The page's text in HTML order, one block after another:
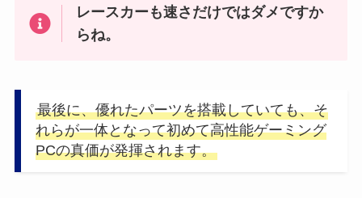
レースカーも速さだけではダメですか
らね。
最後に、優れたパーツを搭載していても、そ
れらが一体となって初めて高性能ゲーミング
PCの真価が発揮されます。